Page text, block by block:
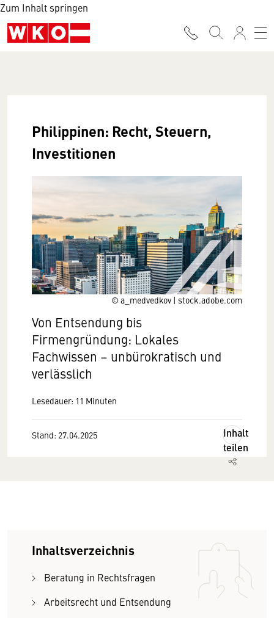
Zum Inhalt springen
© a_medvedkov | stock.adobe.com
Philippinen: Recht, Steuern,
Investitionen
Von Entsendung bis
Firmengründung: Lokales
Fachwissen – unbürokratisch und
verlässlich
Lesedauer: 11 Minuten
Stand: 27.04.2025
Inhalt
teilen
Inhaltsverzeichnis
Beratung in Rechtsfragen
Arbeitsrecht und Entsendung